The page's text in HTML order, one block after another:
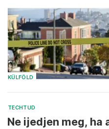
KÜLFÖLD
TECHTUD
Ne ijedjen meg, ha